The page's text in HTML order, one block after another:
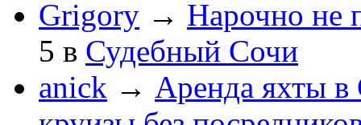
Grigory → Нарочно не
5 в Судебный Сочи
anick → Аренда яхты в